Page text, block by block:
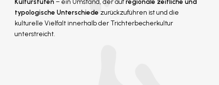
typologische Unterschiede zurückzuführen ist und die
kulturelle Vielfalt innerhalb der Trichterbecherkultur
unterstreicht.